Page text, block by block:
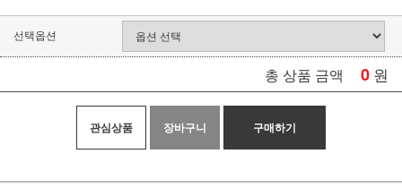
선택옵션
총 상품 금액 0 원
관심상품 장바구니 구매하기